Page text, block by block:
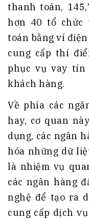
thanh toán,
hơn 40 tổ chức
toán bằng ví
cung cấp thí
phục vụ vay tín
khách hàng.
Về phía các
hay, cơ quan
dụng, các ngân
hóa những dữ
là nhiệm vụ
các ngân hàng
nghệ để tạo ra
cung cấp dịch